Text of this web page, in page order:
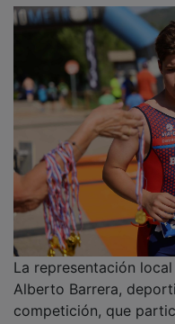
poder disfrutar de una
un auténtico paraíso
vemos cómo el
participantes y
los parejanos nos
PUBLICIDAD